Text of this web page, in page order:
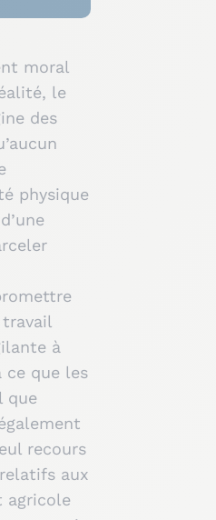
moral
le
des
physique
travail
à
ce que les
que
recours
aux
agricole